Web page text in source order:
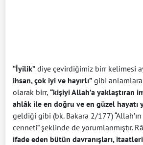
“İyilik” diye çevirdiğimiz birr kelimesi
ihsan, çok iyi ve hayırlı” gibi anlamlara
olarak birr, “kişiyi Allah’a yaklaştıran
ahlâk ile en doğru ve en güzel hayatı
geldiği gibi (bk. Bakara 2/177) “Allah’ın
cenneti” şeklinde de yorumlanmıştır.
ifade eden bütün davranışları, itaatleri